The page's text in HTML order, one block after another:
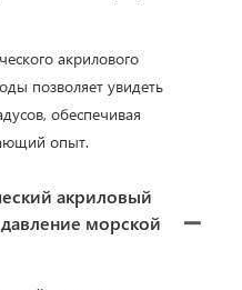
акрилового
позволяет увидеть
обеспечивая
опыт.
акриловый
морской